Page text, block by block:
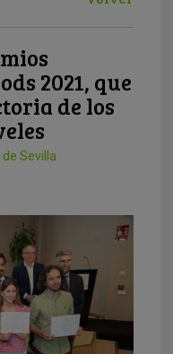
2021, que
de los
Sevilla